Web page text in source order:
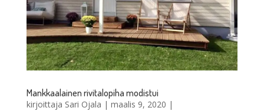
Mankkaalainen rivitalopiha modistui
kirjoittaja Sari Ojala | maalis 9, 2020 |